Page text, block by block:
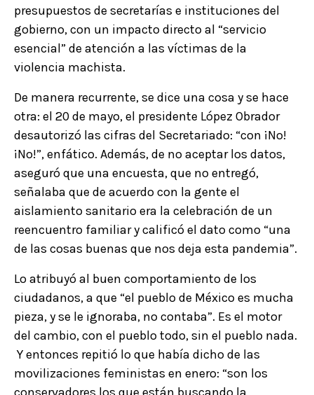
presupuestos de secretarías e instituciones del
gobierno, con un impacto directo al “servicio
esencial” de atención a las víctimas de la
violencia machista.
De manera recurrente, se dice una cosa y se hace
otra: el 20 de mayo, el presidente López Obrador
desautorizó las cifras del Secretariado: “con ¡No!
¡No!”, enfático. Además, de no aceptar los datos,
aseguró que una encuesta, que no entregó,
señalaba que de acuerdo con la gente el
aislamiento sanitario era la celebración de un
reencuentro familiar y calificó el dato como “una
de las cosas buenas que nos deja esta pandemia”.
Lo atribuyó al buen comportamiento de los
ciudadanos, a que “el pueblo de México es mucha
pieza, y se le ignoraba, no contaba”. Es el motor
del cambio, con el pueblo todo, sin el pueblo nada.
Y entonces repitió lo que había dicho de las
movilizaciones feministas en enero: “son los